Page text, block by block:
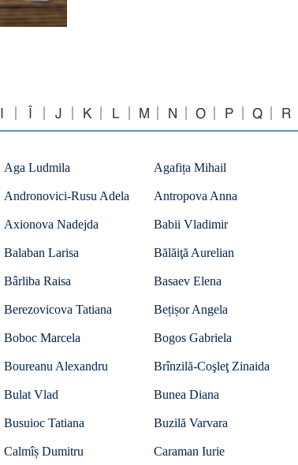
I Î J K L M N O P Q R
Aga Ludmila Agafița Mihail
Andronovici-Rusu Adela Antropova Anna
Axionova Nadejda Babii Vladimir
Balaban Larisa Bălăiţă Aurelian
Bârliba Raisa Basaev Elena
Berezovicova Tatiana Bețișor Angela
Boboc Marcela Bogos Gabriela
Boureanu Alexandru Brînzilă-Coşleţ Zinaida
Bulat Vlad Bunea Diana
Busuioc Tatiana Buzilă Varvara
Calmîș Dumitru Caraman Iurie